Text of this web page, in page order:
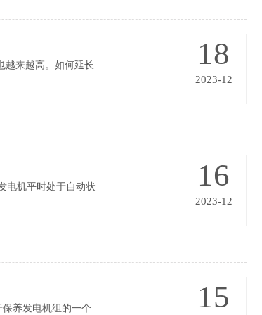
18
2023-12
越来越高。如何延长
16
2023-12
电机平时处于自动状
15
养发电机组的一个